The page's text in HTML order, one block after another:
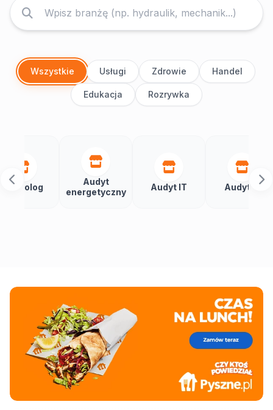
Wszystkie Usługi Zdrowie Handel
Edukacja Rozrywka
energetyczny
Audytor